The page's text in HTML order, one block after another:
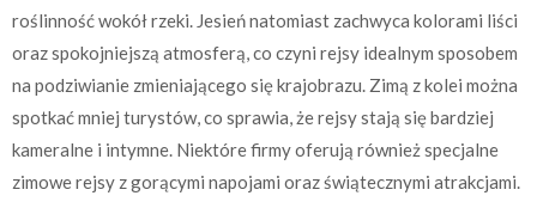
roślinność wokół rzeki. Jesień natomiast zachwyca kolorami liści
oraz spokojniejszą atmosferą, co czyni rejsy idealnym sposobem
na podziwianie zmieniającego się krajobrazu. Zimą z kolei można
spotkać mniej turystów, co sprawia, że rejsy stają się bardziej
kameralne i intymne. Niektóre firmy oferują również specjalne
zimowe rejsy z gorącymi napojami oraz świątecznymi atrakcjami.